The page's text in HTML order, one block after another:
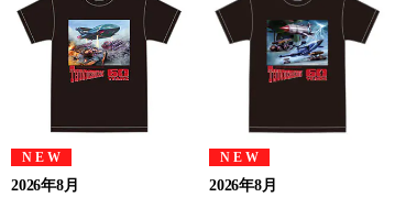
NEW
2026年8月
NEW
2026年8月